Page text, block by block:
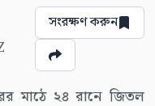
সংরক্ষণ করুন
মাঠে ২৪ রানে জিতল